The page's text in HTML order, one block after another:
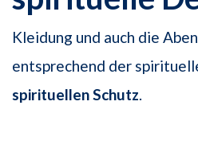
Kleidung und auch die
entsprechend der
spirituellen Schutz